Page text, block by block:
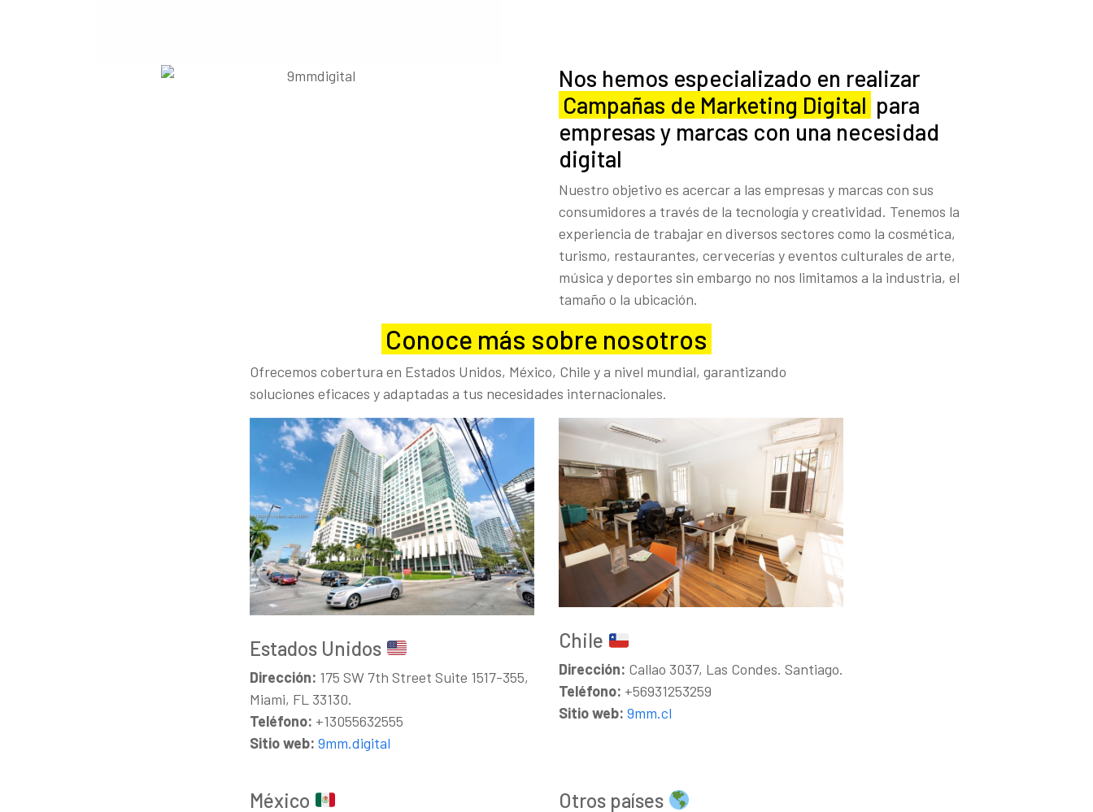
Nos hemos especializado en realizar
Campañas de Marketing Digital para
empresas y marcas con una necesidad
digital
Nuestro objetivo es acercar a las empresas y marcas con sus
consumidores a través de la tecnología y creatividad. Tenemos la
experiencia de trabajar en diversos sectores como la cosmética,
turismo, restaurantes, cervecerías y eventos culturales de arte,
música y deportes sin embargo no nos limitamos a la industria, el
tamaño o la ubicación.
Conoce más sobre nosotros
Ofrecemos cobertura en Estados Unidos, México, Chile y a nivel mundial, garantizando
soluciones eficaces y adaptadas a tus necesidades internacionales.
Estados Unidos
Dirección: 175 SW 7th Street Suite 1517-355,
Miami, FL 33130.
Teléfono: +13055632555
Sitio web: 9mm.digital
Chile
Dirección: Callao 3037, Las Condes. Santiago.
Teléfono: +56931253259
Sitio web: 9mm.cl
México Otros países